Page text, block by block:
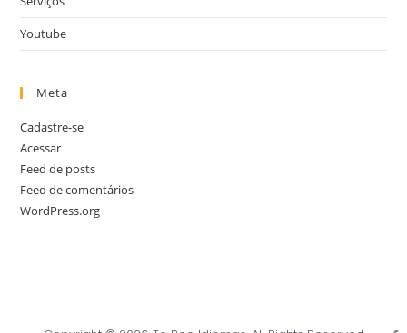
Youtube
Meta
Cadastre-se
Acessar
Feed de posts
Feed de comentários
WordPress.org